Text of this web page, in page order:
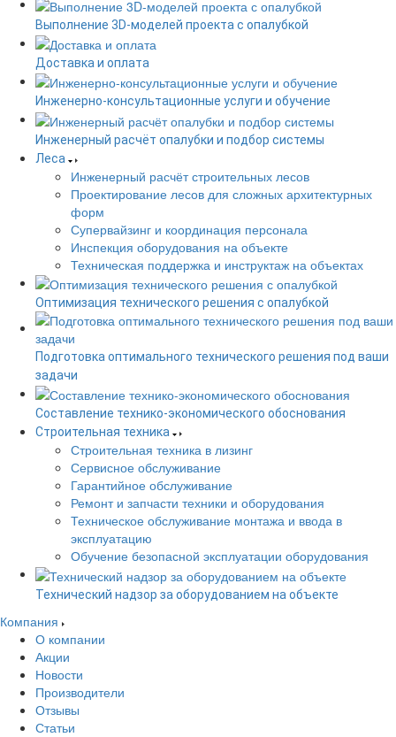
Выполнение 3D-моделей проекта с опалубкой
Доставка и оплата
Инженерно-консультационные услуги и обучение
Инженерный расчёт опалубки и подбор системы
Леса
Инженерный расчёт строительных лесов
Проектирование лесов для сложных архитектурных
форм
Супервайзинг и координация персонала
Инспекция оборудования на объекте
Техническая поддержка и инструктаж на объектах
Оптимизация технического решения с опалубкой
Подготовка оптимального технического решения под ваши
задачи
Составление технико-экономического обоснования
Строительная техника
Строительная техника в лизинг
Сервисное обслуживание
Гарантийное обслуживание
Ремонт и запчасти техники и оборудования
Техническое обслуживание монтажа и ввода в
эксплуатацию
Обучение безопасной эксплуатации оборудования
Технический надзор за оборудованием на объекте
Компания
О компании
Акции
Новости
Производители
Отзывы
Статьи